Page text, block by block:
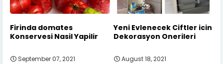
Firinda domates
Konservesi Nasil Yapilir
September 07, 2021
Yeni Evlenecek Ciftler icin
Dekorasyon Onerileri
August 18, 2021